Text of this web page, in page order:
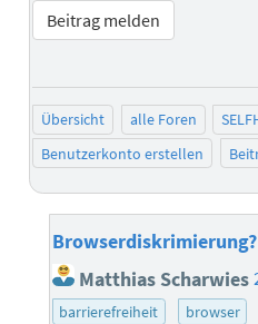
Beitrag melden
Übersicht alle Foren
Benutzerkonto erstellen
Matthias Scharwies
barrierefreiheit browser